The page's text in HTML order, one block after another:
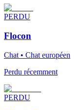
PERDU
Flocon
Chat • Chat européen
Perdu récemment
PERDU